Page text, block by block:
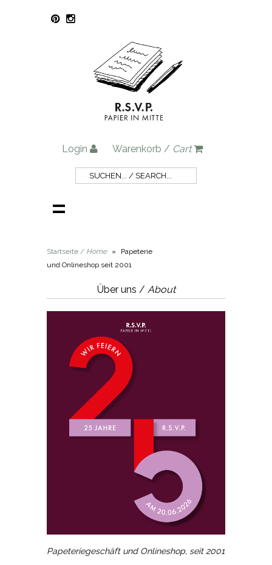
Login Warenkorb / Cart
Startseite / Home »
Papeterie
und Onlineshop seit 2001
Über uns / About
Papeteriegeschäft und Onlineshop, seit 2001